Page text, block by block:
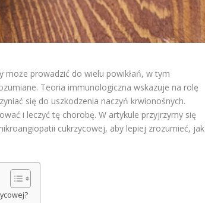
prowadzić do wielu powikłań, w tym
Teoria immunologiczna wskazuje na rolę
się do uszkodzenia naczyń krwionośnych.
i leczyć tę chorobę. W artykule przyjrzymy się
cukrzycowej, aby lepiej zrozumieć, jak